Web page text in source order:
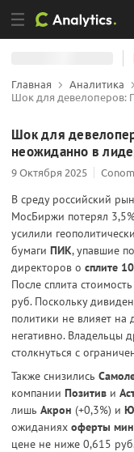
Главная Аналитика
Шок для девелоперов:
Шок для
неожиданно в
9 Октября 2025
В среду российский
МосБиржи потерял
усилили
бумаги ПИК, упавшие
директоров о сплите
После сплита
руб. Поскольку
политики не влияет на
негативно. Владельцы
столкнуться с
Также снизились
компании Позитив и
лишь Акрон (+0,3%) и
ожиданиях оферты
цене не ниже 0,615